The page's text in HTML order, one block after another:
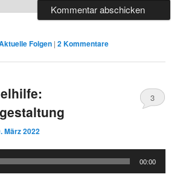
Folgen |2Kommentare
März 2022
3
00:00